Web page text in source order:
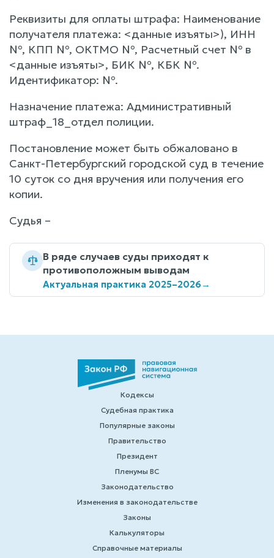
Реквизиты для оплаты штрафа: Наименование
получателя платежа: <данные изъяты>), ИНН
№, КПП №, ОКТМО №, Расчетный счет № в
<данные изъяты>, БИК №, КБК №.
Идентификатор: №.
Назначение платежа: Административный
штраф_18_отдел полиции.
Постановление может быть обжаловано в
Санкт-Петербургский городской суд в течение
10 суток со дня вручения или получения его
копии.
Судья –
В ряде случаев суды приходят к
противоположным выводам
Актуальная практика 2025–2026→
Кодексы
Судебная практика
Популярные законы
Правительство
Президент
Пленумы ВС
Законодательство
Изменения в законодательстве
Законы
Калькуляторы
Справочные материалы